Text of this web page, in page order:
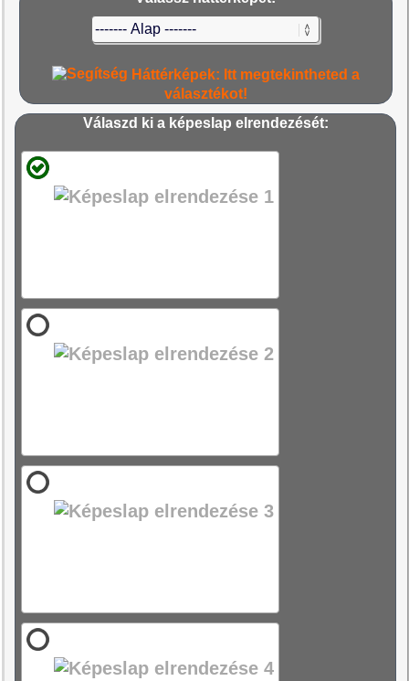
Háttérképek: Itt megtekintheted a
választékot!
Válaszd ki a képeslap elrendezését: